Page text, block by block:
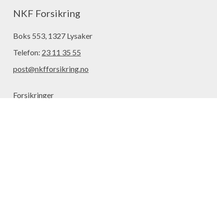
Forsikringer
NKF Forsikring
Boks 553, 1327 Lysaker
Telefon: 23 11 35 55
post@nkfforsikring.no